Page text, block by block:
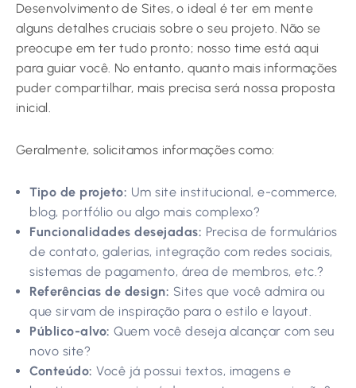
Desenvolvimento de Sites, o ideal é ter em mente
alguns detalhes cruciais sobre o seu projeto. Não se
preocupe em ter tudo pronto; nosso time está aqui
para guiar você. No entanto, quanto mais informações
puder compartilhar, mais precisa será nossa proposta
inicial.
Geralmente, solicitamos informações como:
Tipo de projeto: Um site institucional, e-commerce,
blog, portfólio ou algo mais complexo?
Funcionalidades desejadas: Precisa de formulários
de contato, galerias, integração com redes sociais,
sistemas de pagamento, área de membros, etc.?
Referências de design: Sites que você admira ou
que sirvam de inspiração para o estilo e layout.
Público-alvo: Quem você deseja alcançar com seu
novo site?
Conteúdo: Você já possui textos, imagens e